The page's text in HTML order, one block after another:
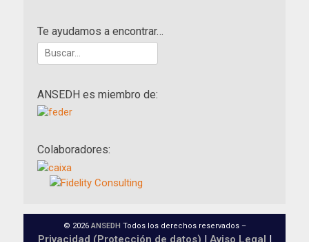
Te ayudamos a encontrar…
Buscar:
ANSEDH es miembro de:
Colaboradores:
© 2026ANSEDH Todos los derechos reservados –
Privacidad (Protección de datos) | Aviso Legal |